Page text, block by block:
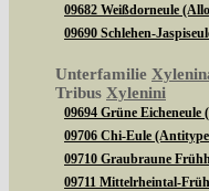
09682 Weißdorneule
09690 Schlehen-
Unterfamilie
Tribus Xylenini
09694 Grüne
09706 Chi-Eule
09710 Graubraune
09711 Mittelrheintal-